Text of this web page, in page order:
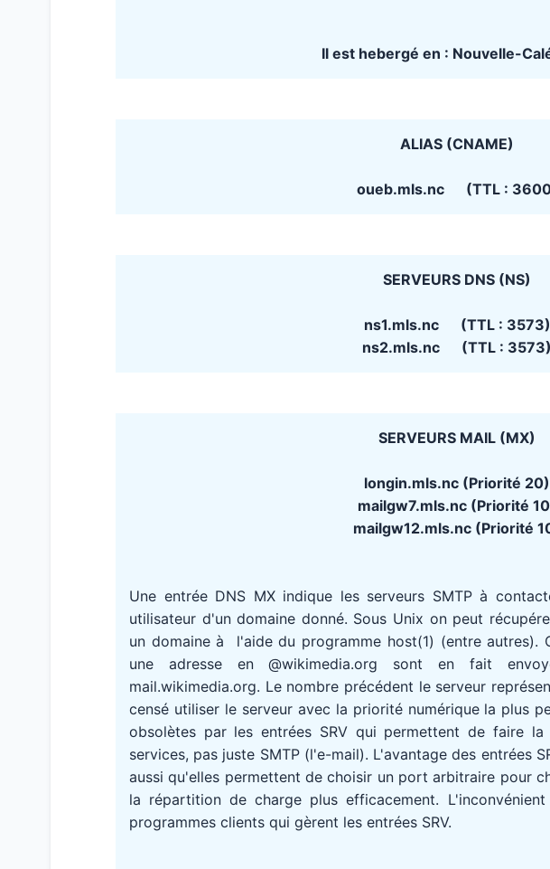
Il est hebergé en : Nouvelle-
ALIAS (CNAME)
oueb.mls.nc (TTL :
SERVEURS DNS (NS)
ns1.mls.nc (TTL : 3573)
ns2.mls.nc (TTL : 3573)
SERVEURS MAIL (MX)
longin.mls.nc (Priorité 20)
mailgw7.mls.nc (Priorité
mailgw12.mls.nc (Priorité
Une entrée DNS MX indique les serveurs SMTP à
utilisateur d'un domaine donné. Sous Unix on peut
un domaine à l'aide du programme host(1) (entre autres).
une adresse en @wikimedia.org sont en fait
mail.wikimedia.org. Le nombre précédent le serveur
censé utiliser le serveur avec la priorité numérique la plus
obsolètes par les entrées SRV qui permettent de faire
services, pas juste SMTP (l'e-mail). L'avantage des entrées
aussi qu'elles permettent de choisir un port arbitraire pour
la répartition de charge plus efficacement.
programmes clients qui gèrent les entrées SRV.